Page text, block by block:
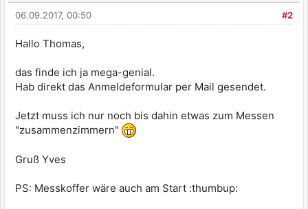
#2
06.09.2017, 00:50
Hallo Thomas,
das finde ich ja mega-genial.
Hab direkt das Anmeldeformular per Mail gesendet.
Jetzt muss ich nur noch bis dahin etwas zum Messen
"zusammenzimmern"
Gruß Yves
PS: Messkoffer wäre auch am Start :thumbup: